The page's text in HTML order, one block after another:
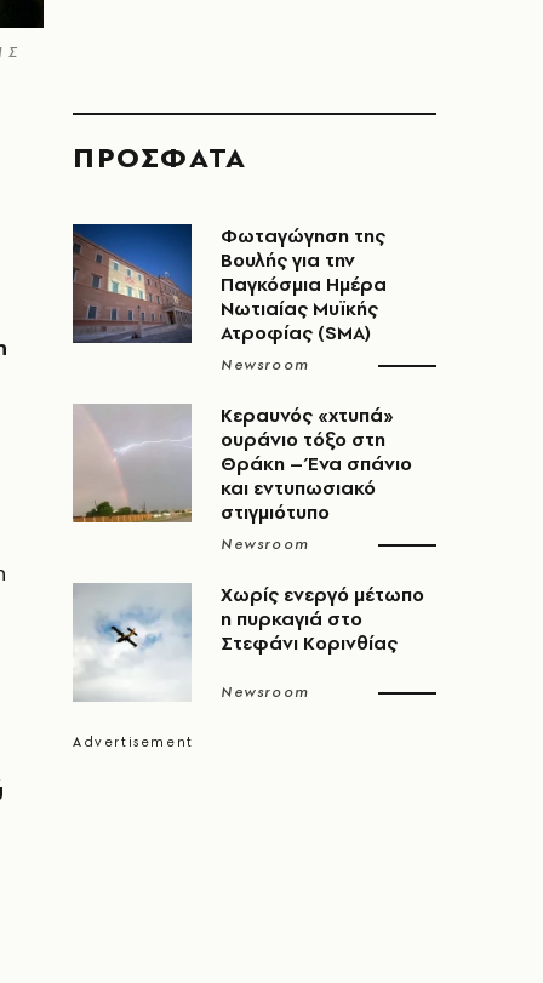
Σ
ΠΡΟΣΦΑΤΑ
Φωταγώγηση της
Βουλής για την
Παγκόσμια Ημέρα
Νωτιαίας Μυϊκής
Ατροφίας (SMA)
Newsroom
Κεραυνός «χτυπά»
ουράνιο τόξο στη
Θράκη – Ένα σπάνιο
και εντυπωσιακό
στιγμιότυπο
Newsroom
Χωρίς ενεργό μέτωπο
η πυρκαγιά στο
Στεφάνι Κορινθίας
Newsroom